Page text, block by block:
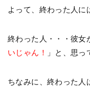
よって、終わった人に
終わった人・・・彼女
いじゃん！
」と、思っ
ちなみに、終わった人